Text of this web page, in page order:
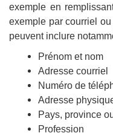
exemple en
exemple par courriel
peuvent inclure
Prénom et nom
Adresse courriel
Numéro de
Adresse
Pays, province
Profession